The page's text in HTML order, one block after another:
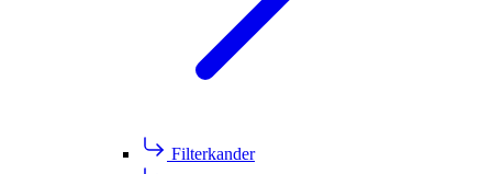
Filterkander